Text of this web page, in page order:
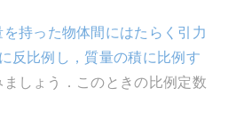
を持った物体間にはたらく引力
反比例し，質量の積に比例す
ましょう．このときの比例定数